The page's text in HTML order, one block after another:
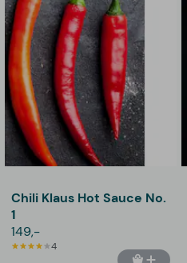
Chili Klaus Hot Sauce No.
1
149,-
4